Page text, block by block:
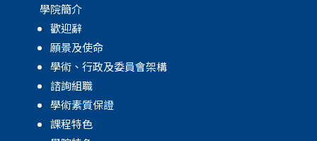
學院簡介
歡迎辭
願景及使命
學術、行政及委員會架構
諮詢組職
學術素質保證
課程特色